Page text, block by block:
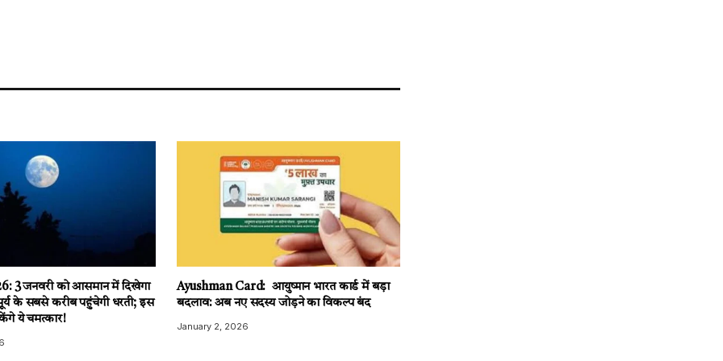
3 जनवरी को आसमान में दिखेगा
के सबसे करीब पहुंचेगी धरती; इस
ये चमत्कार!
Ayushman Card: आयुष्मान भारत कार्ड में बड़ा
बदलाव: अब नए सदस्य जोड़ने का विकल्प बंद
January 2, 2026